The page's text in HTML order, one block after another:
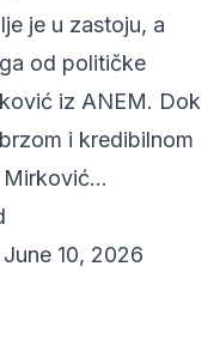
je u zastoju, a
od političke
iz ANEM. Dok
i kredibilnom
Mirković…
June 10, 2026